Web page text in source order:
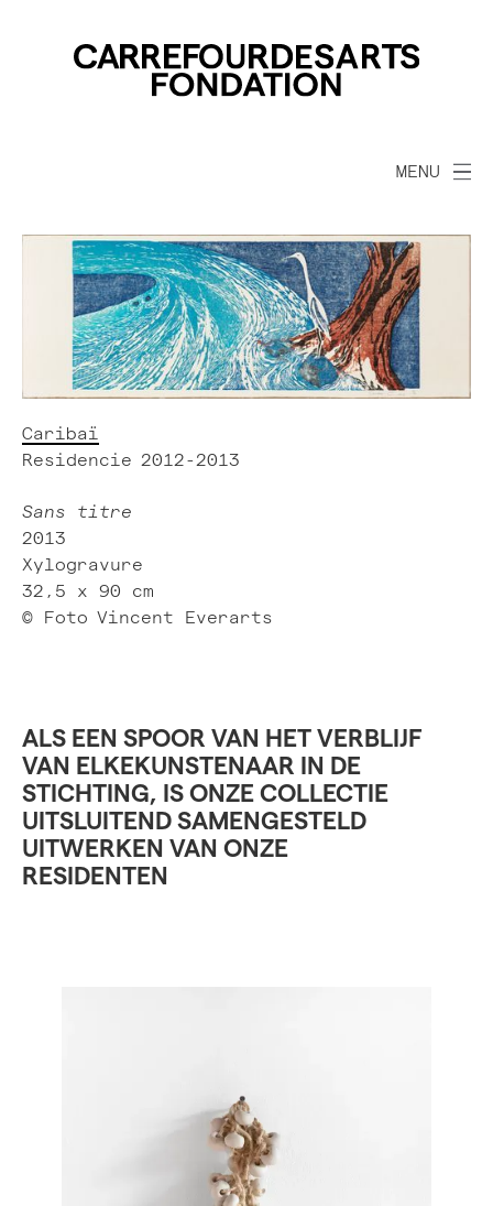
MENU
Caribaï
Residencie 2012-2013
Sans titre
2013
Xylogravure
32,5 x 90 cm
© Foto Vincent Everarts
ALS EEN SPOOR VAN HET VERBLIJF
VAN ELKEKUNSTENAAR IN DE
STICHTING, IS ONZE COLLECTIE
UITSLUITEND SAMENGESTELD
UITWERKEN VAN ONZE
RESIDENTEN